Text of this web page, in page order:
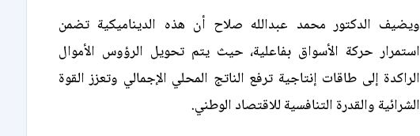
ويضيف الدكتور محمد عبدالله صلاح أن هذه الديناميكية تضمن
استمرار حركة الأسواق بفاعلية، حيث يتم تحويل الرؤوس الأموال
الراكدة إلى طاقات إنتاجية ترفع الناتج المحلي الإجمالي وتعزز القوة
الشرائية والقدرة التنافسية للاقتصاد الوطني.